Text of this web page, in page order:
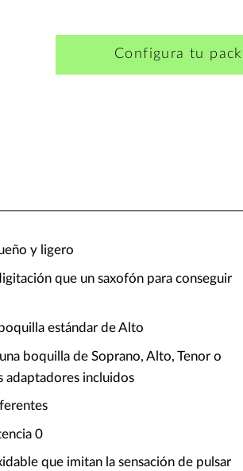
Configura tu pack
y ligero
que un saxofón para conseguir
estándar de Alto
boquilla de Soprano, Alto, Tenor o
adaptadores incluidos
0
que imitan la sensación de pulsar